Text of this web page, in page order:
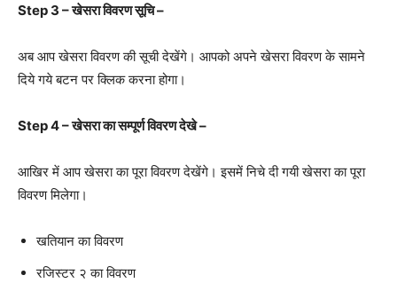
Step 3 –खेसराविवरणसूचि–
अब आप खेसरा विवरण की सूची देखेंगे। आपको अपने खेसरा विवरण के सामने
दिये गये बटन पर क्लिक करना होगा।
Step 4 –खेसराकासम्पूर्णविवरणदेखे–
आखिर में आप खेसरा का पूरा विवरण देखेंगे। इसमें निचे दी गयी खेसरा का पूरा
विवरण मिलेगा।
खतियान का विवरण
रजिस्टर २ का विवरण